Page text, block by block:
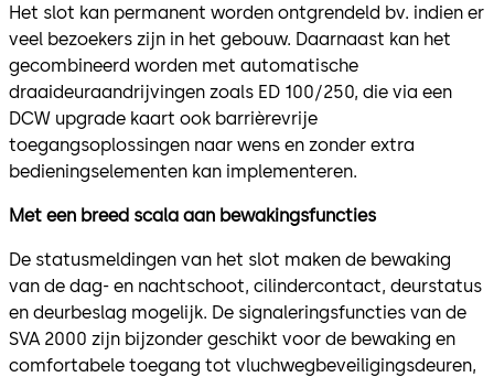
Het slot kan permanent worden ontgrendeld bv. indien er
veel bezoekers zijn in het gebouw. Daarnaast kan het
gecombineerd worden met automatische
draaideuraandrijvingen zoals ED 100/250, die via een
DCW upgrade kaart ook barrièrevrije
toegangsoplossingen naar wens en zonder extra
bedieningselementen kan implementeren.
Met een breed scala aan bewakingsfuncties
De statusmeldingen van het slot maken de bewaking
van de dag- en nachtschoot, cilindercontact, deurstatus
en deurbeslag mogelijk. De signaleringsfuncties van de
SVA 2000 zijn bijzonder geschikt voor de bewaking en
comfortabele toegang tot vluchwegbeveiligingsdeuren,